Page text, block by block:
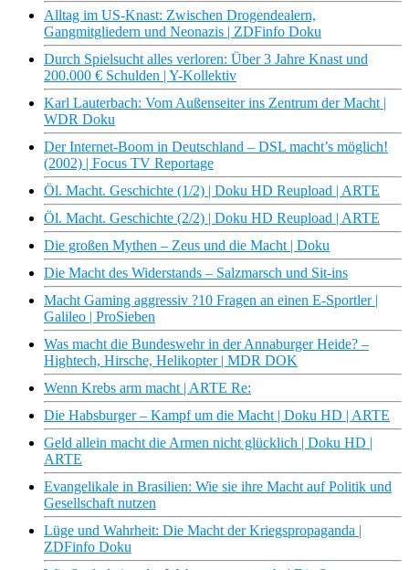
Alltag im US-Knast: Zwischen Drogendealern,
Gangmitgliedern und Neonazis | ZDFinfo Doku
Durch Spielsucht alles verloren: Über 3 Jahre Knast und
200.000 € Schulden | Y-Kollektiv
Karl Lauterbach: Vom Außenseiter ins Zentrum der Macht |
WDR Doku
Der Internet-Boom in Deutschland – DSL macht’s möglich!
(2002) | Focus TV Reportage
Öl. Macht. Geschichte (1/2) | Doku HD Reupload | ARTE
Öl. Macht. Geschichte (2/2) | Doku HD Reupload | ARTE
Die großen Mythen – Zeus und die Macht | Doku
Die Macht des Widerstands – Salzmarsch und Sit-ins
Macht Gaming aggressiv ?10 Fragen an einen E-Sportler |
Galileo | ProSieben
Was macht die Bundeswehr in der Annaburger Heide? –
Hightech, Hirsche, Helikopter | MDR DOK
Wenn Krebs arm macht | ARTE Re:
Die Habsburger – Kampf um die Macht | Doku HD | ARTE
Geld allein macht die Armen nicht glücklich | Doku HD |
ARTE
Evangelikale in Brasilien: Wie sie ihre Macht auf Politik und
Gesellschaft nutzen
Lüge und Wahrheit: Die Macht der Kriegspropaganda |
ZDFinfo Doku